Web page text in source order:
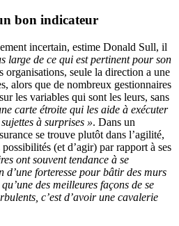
bon indicateur
incertain, estime Donald Sull, il
large de ce qui est pertinent pour son
organisations, seule la direction a une
alors que de nombreux gestionnaires
les variables qui sont les leurs, sans
carte étroite qui les aide à exécuter
à surprises ». Dans un
se trouve plutôt dans l’agilité,
(et d’agir) par rapport à ses
ont souvent tendance à se
forteresse pour bâtir des murs
des meilleures façons de se
c’est d’avoir une cavalerie